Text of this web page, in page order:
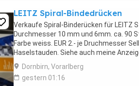
LEITZ Spiral-Bindedrücken
Verkaufe Spiral-Binderücken für LEITZ
Durchmesser 10 mm und 6mm. ca. 90
Farbe weiss. EUR 2.- je Druchmesser
Haselstauden. Siehe auch meine
Bindemaschine comBIND 100
Dornbirn, Vorarlberg
gestern 01:16